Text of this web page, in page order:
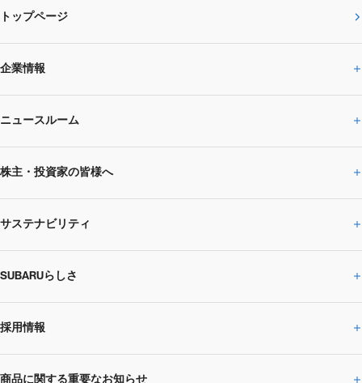
トップページ
企業情報
企業情報トップ
SUBARUのありたい姿
SUBARU 2025方針
事業所・関係会社
ニュースルーム
ニュースルームトップ
ニュースリリース
閉じる
株主・投資家の皆様へ
株主・投資家の皆様へトップ
企業・経営
IRライブラリー
サステナビリティ
サステナビリティトップ
CEOサステナビリティ
SUBARUらしさ
SUBARUらしさトップ
採用情報
商品に関する重要なお知らせ